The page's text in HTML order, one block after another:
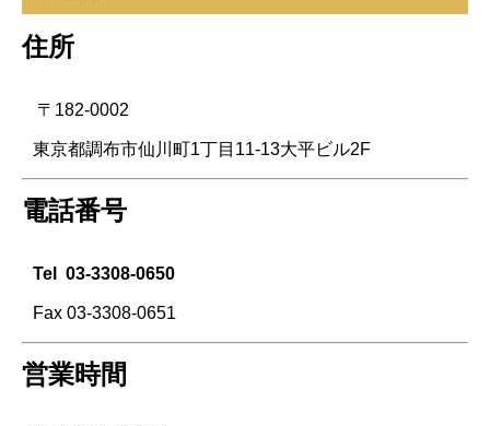
住所
〒182-0002
東京都調布市仙川町1丁目11-13大平ビル2F
電話番号
Tel 03-3308-0650
Fax 03-3308-0651
営業時間